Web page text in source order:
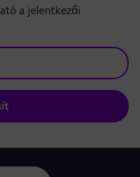
a jelentkezői